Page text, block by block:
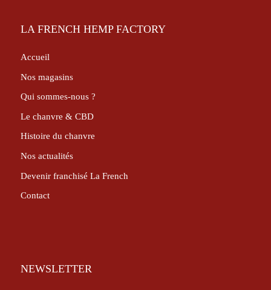
LA FRENCH HEMP FACTORY
Accueil
Nos magasins
Qui sommes-nous ?
Le chanvre & CBD
Histoire du chanvre
Nos actualités
Devenir franchisé La French
Contact
NEWSLETTER